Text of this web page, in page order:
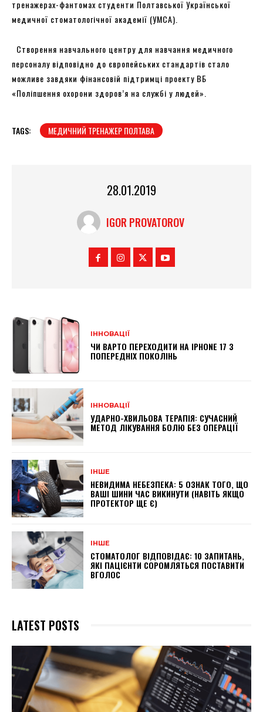
тренажерах-фантомах студенти Полтавської Української
медичної стоматологічної академії (УМСА).
Створення навчального центру для навчання медичного
персоналу відповідно до європейських стандартів стало
можливе завдяки фінансовій підтримці проекту ВБ
«Поліпшення охорони здоров’я на службі у людей».
TAGS: МЕДИЧНИЙ ТРЕНАЖЕР ПОЛТАВА
28.01.2019
IGOR PROVATOROV
ІННОВАЦІЇ
ЧИ ВАРТО ПЕРЕХОДИТИ НА IPHONE 17 З
ПОПЕРЕДНІХ ПОКОЛІНЬ
ІННОВАЦІЇ
УДАРНО-ХВИЛЬОВА ТЕРАПІЯ: СУЧАСНИЙ
МЕТОД ЛІКУВАННЯ БОЛЮ БЕЗ ОПЕРАЦІЇ
ІНШЕ
НЕВИДИМА НЕБЕЗПЕКА: 5 ОЗНАК ТОГО, ЩО
ВАШІ ШИНИ ЧАС ВИКИНУТИ (НАВІТЬ ЯКЩО
ПРОТЕКТОР ЩЕ Є)
ІНШЕ
СТОМАТОЛОГ ВІДПОВІДАЄ: 10 ЗАПИТАНЬ,
ЯКІ ПАЦІЄНТИ СОРОМЛЯТЬСЯ ПОСТАВИТИ
ВГОЛОС
LATEST POSTS